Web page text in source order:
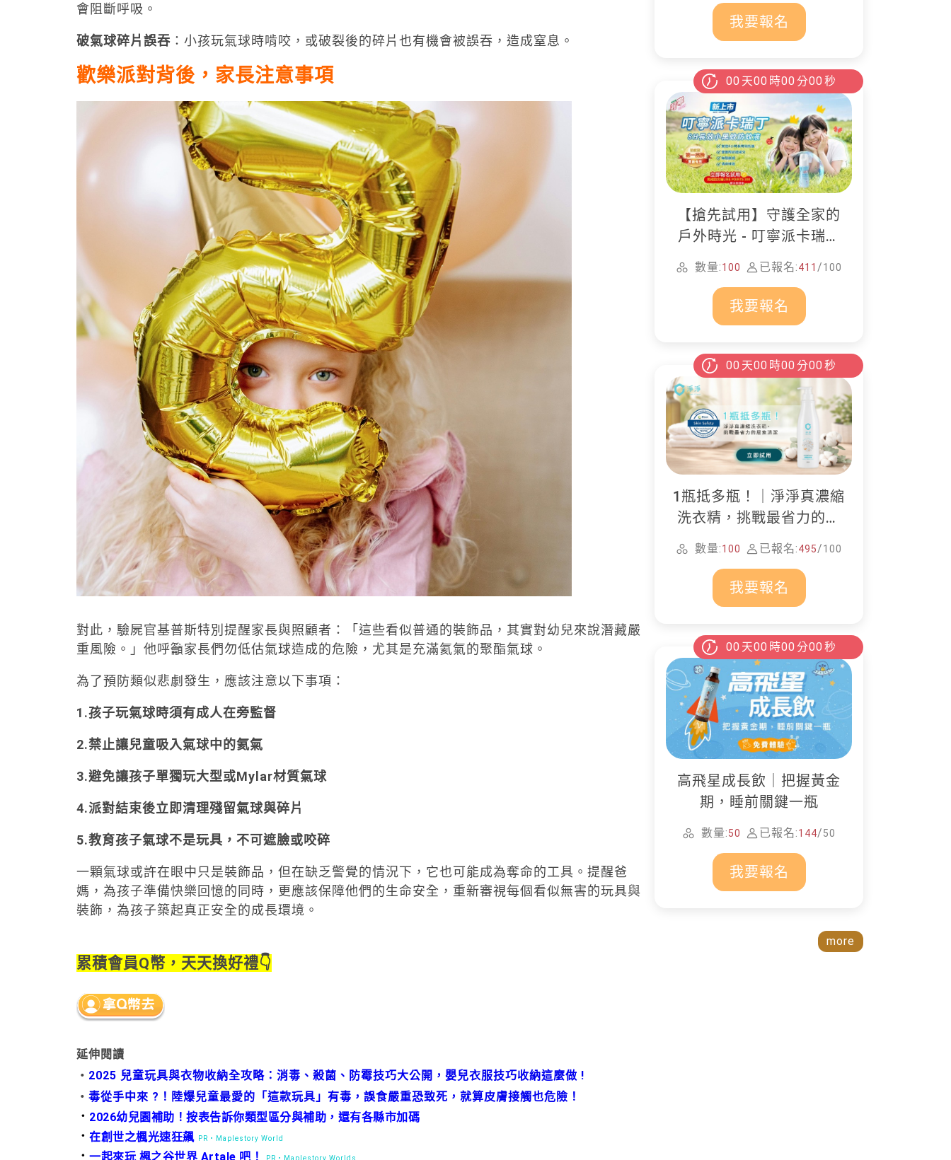
會阻斷呼吸。
破氣球碎片誤吞：小孩玩氣球時啃咬，或破裂後的碎片也有機會被誤吞，造成窒息。
歡樂派對背後，家長注意事項
對此，驗屍官基普斯特別提醒家長與照顧者：「這些看似普通的裝飾品，其實對幼兒來說潛藏嚴
重風險。」他呼籲家長們勿低估氣球造成的危險，尤其是充滿氦氣的聚酯氣球。
為了預防類似悲劇發生，應該注意以下事項：
1.孩子玩氣球時須有成人在旁監督
2.禁止讓兒童吸入氣球中的氦氣
3.避免讓孩子單獨玩大型或Mylar材質氣球
4.派對結束後立即清理殘留氣球與碎片
5.教育孩子氣球不是玩具，不可遮臉或咬碎
一顆氣球或許在眼中只是裝飾品，但在缺乏警覺的情況下，它也可能成為奪命的工具。提醒爸
媽，為孩子準備快樂回憶的同時，更應該保障他們的生命安全，重新審視每個看似無害的玩具與
裝飾，為孩子築起真正安全的成長環境。
累積會員Q幣，天天換好禮👇
延伸閱讀
・ 2025 兒童玩具與衣物收納全攻略：消毒、殺菌、防霉技巧大公開，嬰兒衣服技巧收納這麼做 !
・ 毒從手中來 ?！陸爆兒童最愛的「這款玩具」有毒，誤食嚴重恐致死，就算皮膚接觸也危險！
． 2026幼兒園補助！按表告訴你類型區分與補助，還有各縣市加碼
．在創世之楓光速狂飆 PR・Maplestory World
．一起來玩 楓之谷世界 Artale 吧！ PR・Maplestory Worlds
我要報名
00 天00 時00 分00 秒
【搶先試用】守護全家的
戶外時光 - 叮寧派卡瑞丁
防蚊液
數量:100 已報名:411 /100
我要報名
00 天00 時00 分00 秒
1瓶抵多瓶！｜淨淨真濃縮
洗衣精，挑戰最省力的居
家清潔
數量:100 已報名:495/100
我要報名
00 天00 時00 分00 秒
高飛星成長飲｜把握黃金
期，睡前關鍵一瓶
數量:50 已報名:144/50
我要報名
more